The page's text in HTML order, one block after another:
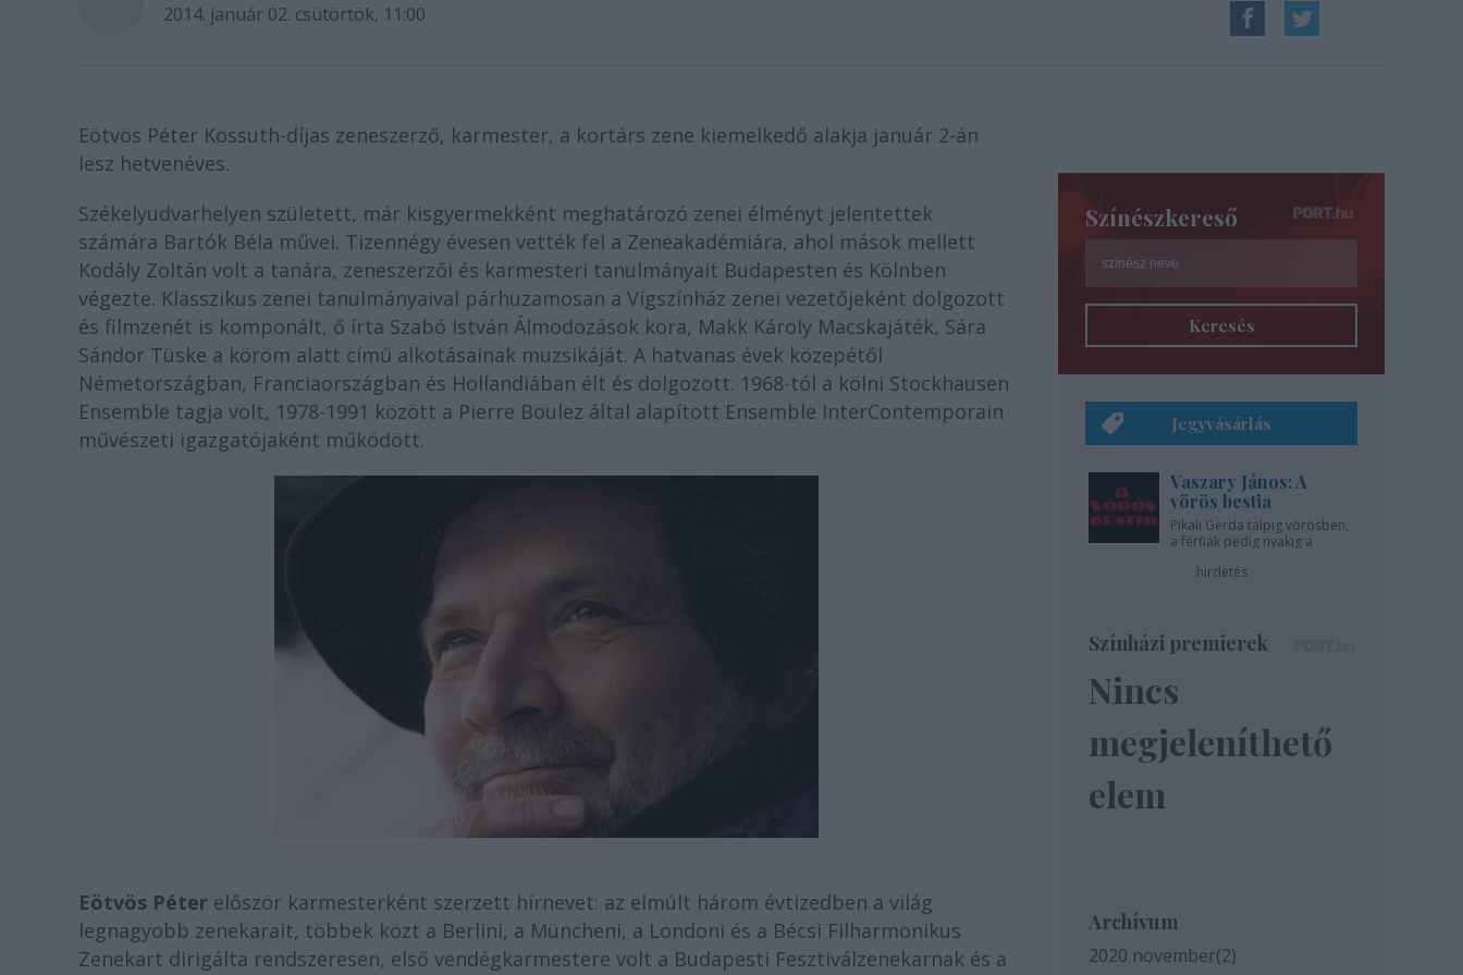
2014. január 02. csütörtök, 11:00
Eötvös Péter Kossuth-díjas zeneszerző, karmester, a kortárs zene kiemelkedő alakja január 2-án
lesz hetvenéves.
Székelyudvarhelyen született, már kisgyermekként meghatározó zenei élményt jelentettek
számára Bartók Béla művei. Tizennégy évesen vették fel a Zeneakadémiára, ahol mások mellett
Kodály Zoltán volt a tanára, zeneszerzői és karmesteri tanulmányait Budapesten és Kölnben
végezte. Klasszikus zenei tanulmányaival párhuzamosan a Vígszínház zenei vezetőjeként dolgozott
és filmzenét is komponált, ő írta Szabó István Álmodozások kora, Makk Károly Macskajáték, Sára
Sándor Tüske a köröm alatt című alkotásainak muzsikáját. A hatvanas évek közepétől
Németországban, Franciaországban és Hollandiában élt és dolgozott. 1968-tól a kölni Stockhausen
Ensemble tagja volt, 1978-1991 között a Pierre Boulez által alapított Ensemble InterContemporain
művészeti igazgatójaként működött.
Eötvös Péter először karmesterként szerzett hírnevet: az elmúlt három évtizedben a világ
legnagyobb zenekarait, többek közt a Berlini, a Müncheni, a Londoni és a Bécsi Filharmonikus
Zenekart dirigálta rendszeresen, első vendégkarmestere volt a Budapesti Fesztiválzenekarnak és a
Színészkereső
Keresés
Jegyvásárlás
Vaszary János: A
vörös bestia
Pikali Gerda talpig vörösben,
a férfiak pedig nyakig a
hirdetés
Színházi premierek
Nincs
megjeleníthető
elem
Archívum
2020 november(2)